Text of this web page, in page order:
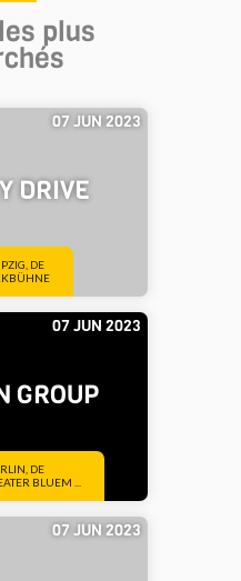
plus
07 JUN 2023
DRIVE
DE
07 JUN 2023
GROUP
DE
BLUEM ...
07 JUN 2023